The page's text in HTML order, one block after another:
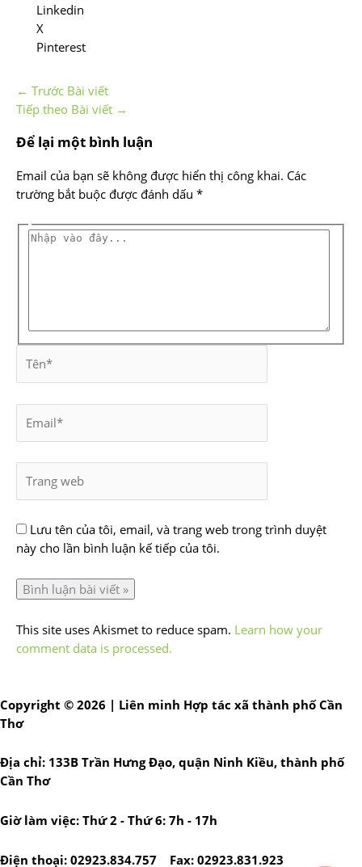
Linkedin
X
Pinterest
← Trước Bài viết
Tiếp theo Bài viết →
Để lại một bình luận
Email của bạn sẽ không được hiển thị công khai. Các
trường bắt buộc được đánh dấu *
Lưu tên của tôi, email, và trang web trong trình duyệt
này cho lần bình luận kế tiếp của tôi.
This site uses Akismet to reduce spam. Learn how your
comment data is processed.
Copyright © 2026 | Liên minh Hợp tác xã thành phố Cần
Thơ
Địa chỉ: 133B Trần Hưng Đạo, quận Ninh Kiều, thành phố
Cần Thơ
Giờ làm việc: Thứ 2 - Thứ 6: 7h - 17h
Điện thoại: 02923.834.757 Fax: 02923.831.923